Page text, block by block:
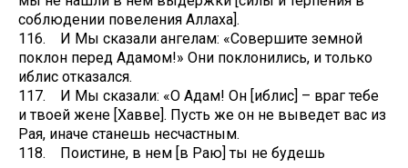
соблюдении повеления Аллаха].
116. И Мы сказали ангелам: «Совершите земной
поклон перед Адамом!» Они поклонились, и только
иблис отказался.
117. И Мы сказали: «О Адам! Он [иблис] – враг тебе
и твоей жене [Хавве]. Пусть же он не выведет вас из
Рая, иначе станешь несчастным.
118. Поистине, в нем [в Раю] ты не будешь